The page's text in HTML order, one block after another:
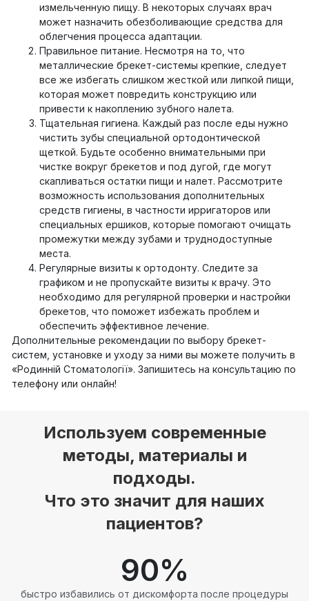
измельченную пищу. В некоторых случаях врач
может назначить обезболивающие средства для
облегчения процесса адаптации.
Правильное питание. Несмотря на то, что
металлические брекет-системы крепкие, следует
все же избегать слишком жесткой или липкой пищи,
которая может повредить конструкцию или
привести к накоплению зубного налета.
Тщательная гигиена. Каждый раз после еды нужно
чистить зубы специальной ортодонтической
щеткой. Будьте особенно внимательными при
чистке вокруг брекетов и под дугой, где могут
скапливаться остатки пищи и налет. Рассмотрите
возможность использования дополнительных
средств гигиены, в частности ирригаторов или
специальных ершиков, которые помогают очищать
промежутки между зубами и труднодоступные
места.
Регулярные визиты к ортодонту. Следите за
графиком и не пропускайте визиты к врачу. Это
необходимо для регулярной проверки и настройки
брекетов, что поможет избежать проблем и
обеспечить эффективное лечение.
Дополнительные рекомендации по выбору брекет-
систем, установке и уходу за ними вы можете получить в
«Родинній Стоматології». Запишитесь на консультацию по
телефону или онлайн!
Используем современные
методы, материалы и
подходы.
Что это значит для наших
пациентов?
быстро избавились от дискомфорта после процедуры
90%